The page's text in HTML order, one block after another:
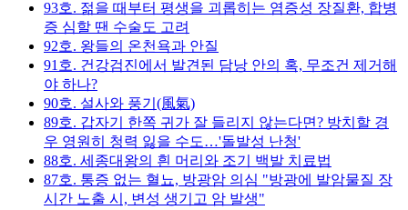
93호. 젊을 때부터 평생을 괴롭히는 염증성 장질환, 합병
증 심할 땐 수술도 고려
92호. 왕들의 온천욕과 안질
91호. 건강검진에서 발견된 담낭 안의 혹, 무조건 제거해
야 하나?
90호. 설사와 풍기(風氣)
89호. 갑자기 한쪽 귀가 잘 들리지 않는다면? 방치할 경
우 영원히 청력 잃을 수도…'돌발성 난청'
88호. 세종대왕의 흰 머리와 조기 백발 치료법
87호. 통증 없는 혈뇨, 방광암 의심 "방광에 발암물질 장
시간 노출 시, 변성 생기고 암 발생"